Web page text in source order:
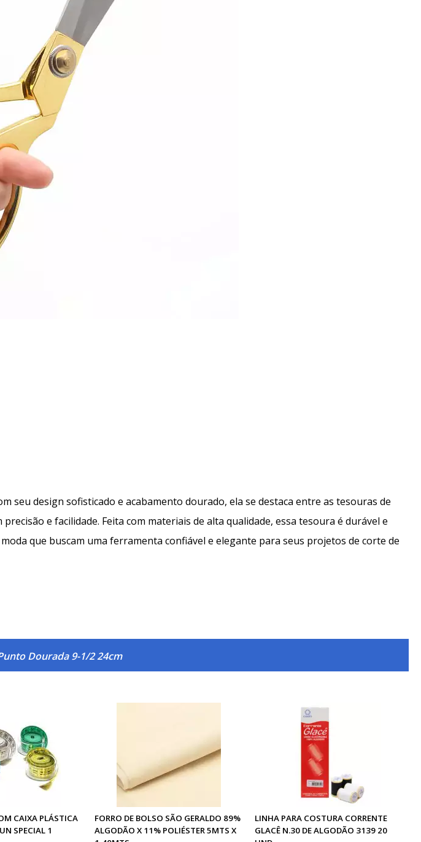
seu design sofisticado e acabamento dourado, ela se destaca entre as tesouras de
e facilidade. Feita com materiais de alta qualidade, essa tesoura é durável e
que buscam uma ferramenta confiável e elegante para seus projetos de corte de
Dourada 9-1/2 24cm
CAIXA PLÁSTICA
SPECIAL 1
FORRO DE BOLSO SÃO GERALDO 89%
ALGODÃO X 11% POLIÉSTER 5MTS X
LINHA PARA COSTURA CORRENTE
GLACÊ N.30 DE ALGODÃO 3139 20